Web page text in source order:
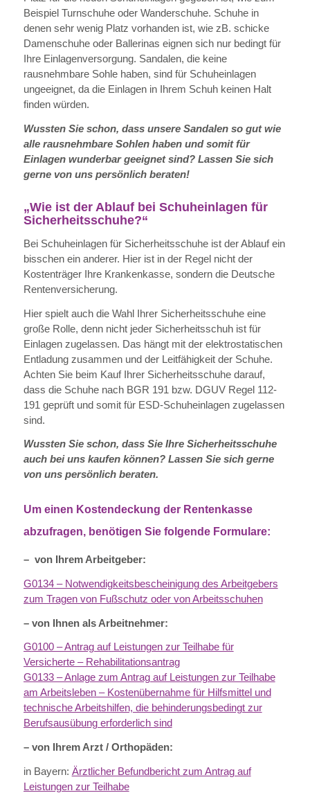
Beispiel Turnschuhe oder Wanderschuhe. Schuhe in
denen sehr wenig Platz vorhanden ist, wie zB. schicke
Damenschuhe oder Ballerinas eignen sich nur bedingt für
Ihre Einlagenversorgung. Sandalen, die keine
rausnehmbare Sohle haben, sind für Schuheinlagen
ungeeignet, da die Einlagen in Ihrem Schuh keinen Halt
finden würden.
Wussten Sie schon, dass unsere Sandalen so gut wie
alle rausnehmbare Sohlen haben und somit für
Einlagen wunderbar geeignet sind? Lassen Sie sich
gerne von uns persönlich beraten!
„Wie ist der Ablauf bei Schuheinlagen für
Sicherheitsschuhe?“
Bei Schuheinlagen für Sicherheitsschuhe ist der Ablauf ein
bisschen ein anderer. Hier ist in der Regel nicht der
Kostenträger Ihre Krankenkasse, sondern die Deutsche
Rentenversicherung.
Hier spielt auch die Wahl Ihrer Sicherheitsschuhe eine
große Rolle, denn nicht jeder Sicherheitsschuh ist für
Einlagen zugelassen. Das hängt mit der elektrostatischen
Entladung zusammen und der Leitfähigkeit der Schuhe.
Achten Sie beim Kauf Ihrer Sicherheitsschuhe darauf,
dass die Schuhe nach BGR 191 bzw. DGUV Regel 112-
191 geprüft und somit für ESD-Schuheinlagen zugelassen
sind.
Wussten Sie schon, dass Sie Ihre Sicherheitsschuhe
auch bei uns kaufen können? Lassen Sie sich gerne
von uns persönlich beraten.
Um einen Kostendeckung der Rentenkasse
abzufragen, benötigen Sie folgende Formulare:
– von Ihrem Arbeitgeber:
G0134 – Notwendigkeitsbescheinigung des Arbeitgebers
zum Tragen von Fußschutz oder von Arbeitsschuhen
– von Ihnen als Arbeitnehmer:
G0100 – Antrag auf Leistungen zur Teilhabe für
Versicherte – Rehabilitationsantrag
G0133 – Anlage zum Antrag auf Leistungen zur Teilhabe
am Arbeitsleben – Kostenübernahme für Hilfsmittel und
technische Arbeitshilfen, die behinderungsbedingt zur
Berufsausübung erforderlich sind
– von Ihrem Arzt / Orthopäden:
in Bayern: Ärztlicher Befundbericht zum Antrag auf
Leistungen zur Teilhabe